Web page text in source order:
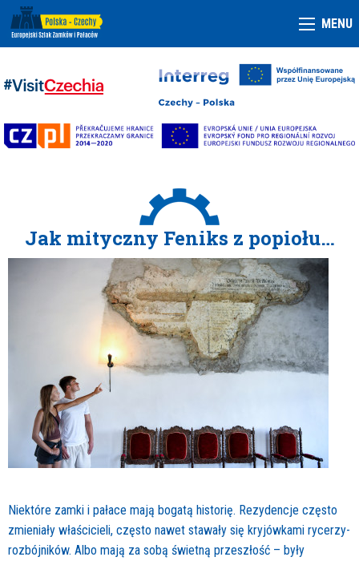
MENU
Jak mityczny Feniks z popiołu…
Niektóre zamki i pałace mają bogatą historię. Rezydencje często
zmieniały właścicieli, często nawet stawały się kryjówkami rycerzy-
rozbójników. Albo mają za sobą świetną przeszłość – były